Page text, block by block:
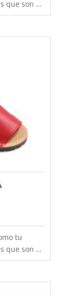
que son de
en
al mejor
un gran
más
muy
tu
que son de
en
al mejor